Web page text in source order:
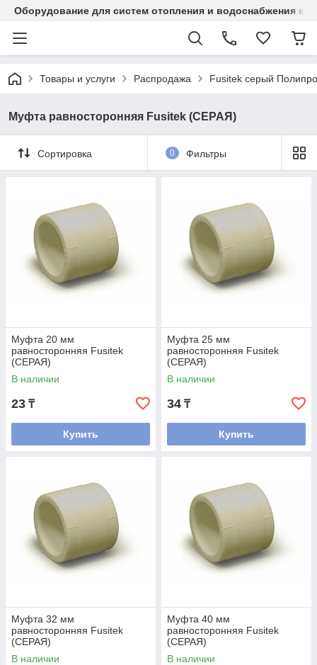
Оборудование для систем отопления и водоснабжения в
Товары и услуги Распродажа Fusitek серый
Муфта равносторонняя Fusitek (СЕРАЯ)
Сортировка 0 Фильтры
Муфта 20 мм
равносторонняя Fusitek
(СЕРАЯ)
В наличии
23 ₸
Купить
Муфта 25 мм
равносторонняя Fusitek
(СЕРАЯ)
В наличии
34 ₸
Купить
Муфта 32 мм
равносторонняя Fusitek
(СЕРАЯ)
В наличии
Муфта 40 мм
равносторонняя Fusitek
(СЕРАЯ)
В наличии